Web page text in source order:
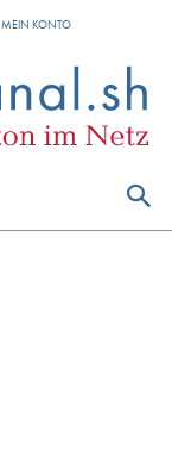
MEIN KONTO